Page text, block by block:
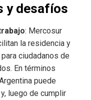
y desafíos
: Mercosur
la residencia y
ciudadanos de
En términos
puede
luego de cumplir